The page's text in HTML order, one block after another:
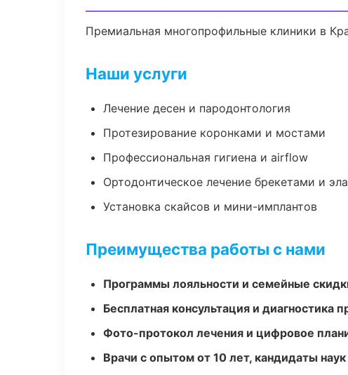
Премиальная многопрофильные клиники в
Наши услуги
Лечение десен и пародонтология
Протезирование коронками и мостами
Профессиональная гигиена и airflow
Ортодонтическое лечение брекетами и
Установка скайсов и мини-имплантов
Преимущества работы с нами
Программы лояльности и семейные
Бесплатная консультация и диагностика
Фото-протокол лечения и цифровое
Врачи с опытом от 10 лет, кандидаты наук